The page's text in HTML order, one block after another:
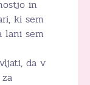
in
ki sem
lani sem
da v